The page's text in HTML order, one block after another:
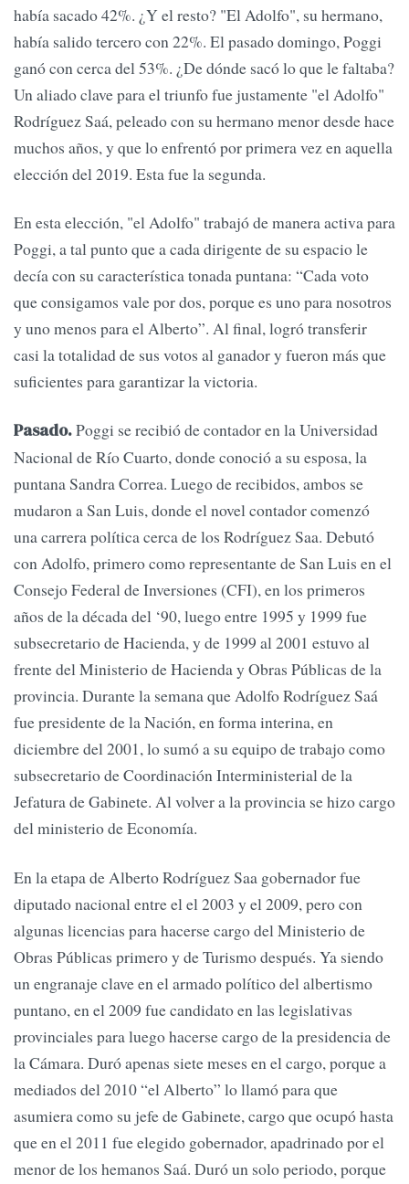
había sacado 42%. ¿Y el resto? "El Adolfo", su hermano,
había salido tercero con 22%. El pasado domingo, Poggi
ganó con cerca del 53%. ¿De dónde sacó lo que le faltaba?
Un aliado clave para el triunfo fue justamente "el Adolfo"
Rodríguez Saá, peleado con su hermano menor desde hace
muchos años, y que lo enfrentó por primera vez en aquella
elección del 2019. Esta fue la segunda.
En esta elección, "el Adolfo" trabajó de manera activa para
Poggi, a tal punto que a cada dirigente de su espacio le
decía con su característica tonada puntana: “Cada voto
que consigamos vale por dos, porque es uno para nosotros
y uno menos para el Alberto”. Al final, logró transferir
casi la totalidad de sus votos al ganador y fueron más que
suficientes para garantizar la victoria.
Pasado.Poggi se recibió de contador en la Universidad
Nacional de Río Cuarto, donde conoció a su esposa, la
puntana Sandra Correa. Luego de recibidos, ambos se
mudaron a San Luis, donde el novel contador comenzó
una carrera política cerca de los Rodríguez Saa. Debutó
con Adolfo, primero como representante de San Luis en el
Consejo Federal de Inversiones (CFI), en los primeros
años de la década del ‘90, luego entre 1995 y 1999 fue
subsecretario de Hacienda, y de 1999 al 2001 estuvo al
frente del Ministerio de Hacienda y Obras Públicas de la
provincia. Durante la semana que Adolfo Rodríguez Saá
fue presidente de la Nación, en forma interina, en
diciembre del 2001, lo sumó a su equipo de trabajo como
subsecretario de Coordinación Interministerial de la
Jefatura de Gabinete. Al volver a la provincia se hizo cargo
del ministerio de Economía.
En la etapa de Alberto Rodríguez Saa gobernador fue
diputado nacional entre el el 2003 y el 2009, pero con
algunas licencias para hacerse cargo del Ministerio de
Obras Públicas primero y de Turismo después. Ya siendo
un engranaje clave en el armado político del albertismo
puntano, en el 2009 fue candidato en las legislativas
provinciales para luego hacerse cargo de la presidencia de
la Cámara. Duró apenas siete meses en el cargo, porque a
mediados del 2010 “el Alberto” lo llamó para que
asumiera como su jefe de Gabinete, cargo que ocupó hasta
que en el 2011 fue elegido gobernador, apadrinado por el
menor de los hemanos Saá. Duró un solo periodo, porque